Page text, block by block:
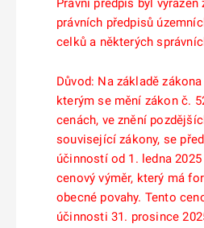
Právní předpis byl vyřazen
právních předpisů
celků a některých
Důvod: Na základě
kterým se mění zákon č.
cenách, ve znění
související zákony, se
účinností od 1. ledna
cenový výměr, který má
obecné povahy. Tento
účinnosti 31. prosince